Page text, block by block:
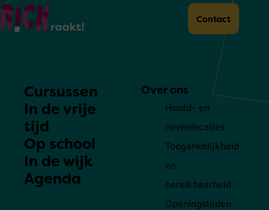
Contact
Cursussen
In de vrije
tijd
Op school
In de wijk
Agenda
Over ons
Hoofd- en
nevenlocaties
Toegankelijkheid
en
bereikbaarheid
Openingstijden